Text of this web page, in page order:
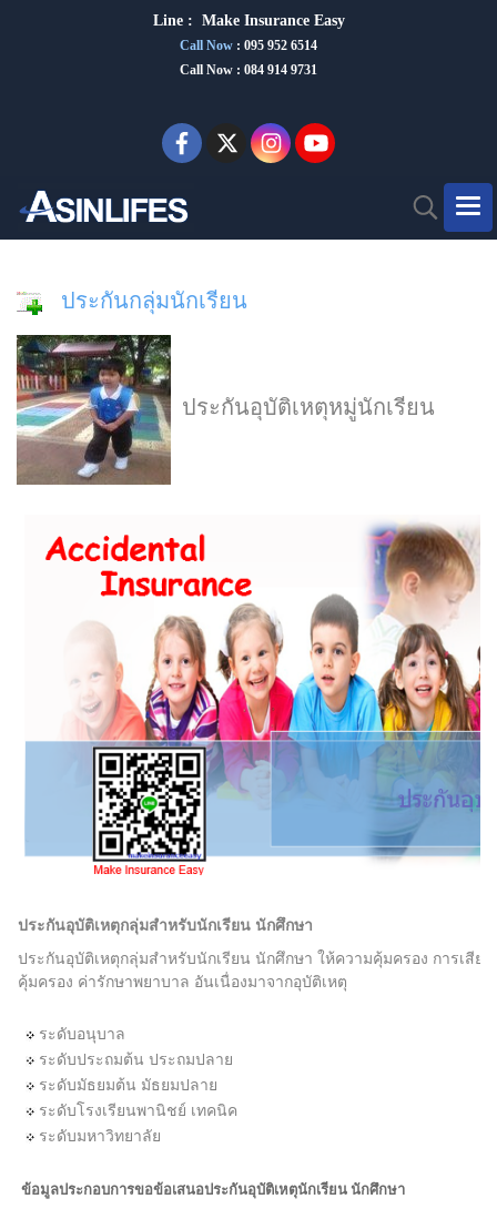
Line : Make Insurance Easy
Call Now : 095 952 6514
Call Now : 084 914 9731
ประกันกลุ่มนักเรียน
ประกันอุบัติเหตุหมู่นักเรียน
ประกันอุบัติเหตุกลุ่มสำหรับนักเรียน นักศึกษา
ประกันอุบัติเหตุกลุ่มสำหรับนักเรียน นักศึกษา ให้ความคุ้มครอง การเสีย
คุ้มครอง ค่ารักษาพยาบาล อันเนื่องมาจากอุบัติเหตุ
ระดับอนุบาล
ระดับประถมต้น ประถมปลาย
ระดับมัธยมต้น มัธยมปลาย
ระดับโรงเรียนพานิชย์ เทคนิค
ระดับมหาวิทยาลัย
ข้อมูลประกอบการขอข้อเสนอประกันอุบัติเหตุนักเรียน นักศึกษา